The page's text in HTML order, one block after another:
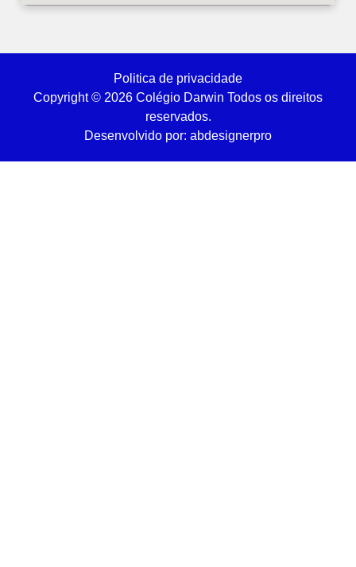
Politica de privacidade
Copyright © 2026 Colégio Darwin Todos os direitos
reservados.
Desenvolvido por: abdesignerpro